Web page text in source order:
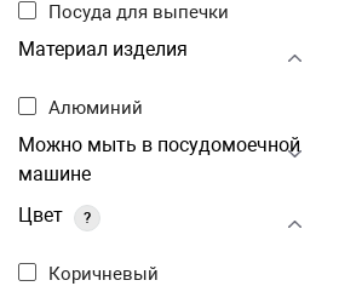
Посуда для выпечки
Материал изделия
Алюминий
Можно мыть в посудомоечной
машине
Цвет
?
Коричневый